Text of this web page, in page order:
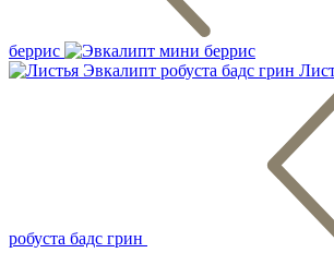
беррис
робуста бадс грин